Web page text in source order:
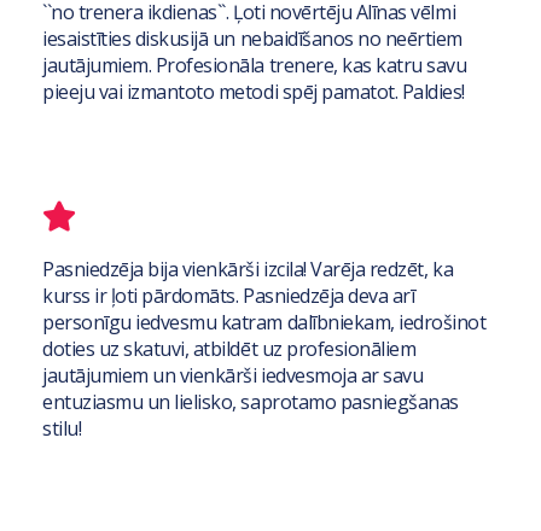
``no trenera ikdienas``. Ļoti novērtēju Alīnas vēlmi
iesaistīties diskusijā un nebaidīšanos no neērtiem
jautājumiem. Profesionāla trenere, kas katru savu
pieeju vai izmantoto metodi spēj pamatot. Paldies!
Pasniedzēja bija vienkārši izcila! Varēja redzēt, ka
kurss ir ļoti pārdomāts. Pasniedzēja deva arī
personīgu iedvesmu katram dalībniekam, iedrošinot
doties uz skatuvi, atbildēt uz profesionāliem
jautājumiem un vienkārši iedvesmoja ar savu
entuziasmu un lielisko, saprotamo pasniegšanas
stilu!